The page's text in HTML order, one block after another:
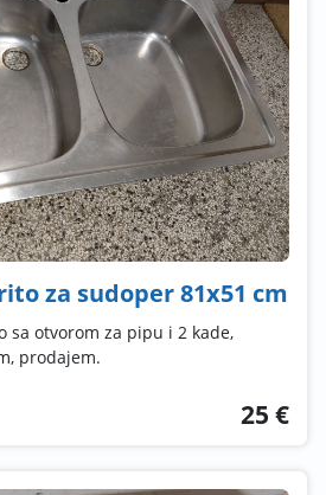
za sudoper 81x51 cm
sa otvorom za pipu i 2 kade,
prodajem.
25 €